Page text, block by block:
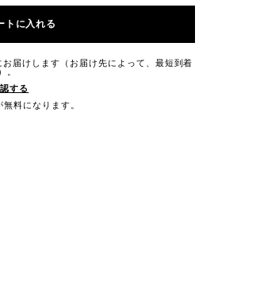
トに入れる
届けします（お届け先によって、最短到着
。
する
料になります。